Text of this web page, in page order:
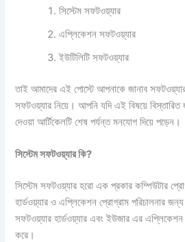
সিস্টেম সফটওয়্যার
এপ্লিকেশন সফটওয়্যার
ইউটিলিটি সফটওয়্যার
তাই আমাদের এই পোস্টে আপনাকে জানাব
সফটওয়্যার নিয়ে। আপনি যদি এই বিষয়ে
দেওয়া আর্টিকেলটি শেষ পর্যন্ত মনযোগ দিয়ে পড়েন।
সিস্টেম সফটওয়্যার কি?
সিস্টেম সফটওয়্যার হরো এক প্রকার কম্পিউটার
হার্ডওয়্যার ও এপ্লিকেশন প্রোগ্রাম পরিচালনার
সফটওয়্যার হার্ডওয়্যার এবং ইউজার এর
করে।